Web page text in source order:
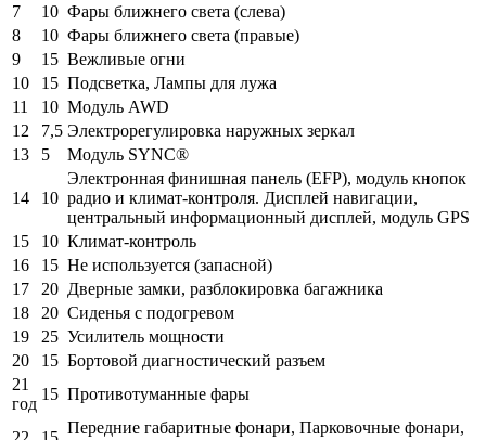
7
10 Фары ближнего света (слева)
8
10 Фары ближнего света (правые)
9
15 Вежливые огни
10
15 Подсветка, Лампы для лужа
11
10 Модуль AWD
12
7,5 Электрорегулировка наружных зеркал
13
5 Модуль SYNC®
14 10
Электронная финишная панель (EFP), модуль кнопок
радио и климат-контроля. Дисплей навигации,
центральный информационный дисплей, модуль GPS
15
10 Климат-контроль
16
15 Не используется (запасной)
17
20 Дверные замки, разблокировка багажника
18
20 Сиденья с подогревом
19
25 Усилитель мощности
20
15 Бортовой диагностический разъем
21
год
15 Противотуманные фары
Передние габаритные фонари, Парковочные фонари,